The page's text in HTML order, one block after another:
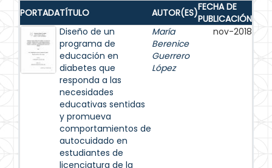
PORTADATÍTULO AUTOR(ES)FECHA DE
PUBLICACIÓN
Diseño de un
programa de
educación en
diabetes que
responda a las
necesidades
educativas sentidas
y promueva
comportamientos de
autocuidado en
estudiantes de
licenciatura de la
María
Berenice
Guerrero
López
nov-2018